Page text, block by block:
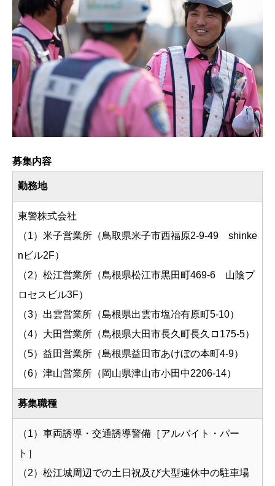
募集内容
勤務地
東警株式会社
（1）米子営業所（鳥取県米子市西福原2-9-49 shinke
nビル2F）
（2）松江営業所（島根県松江市黒田町469-6 山陰プ
ロセスビル3F）
（3）出雲営業所（島根県出雲市塩冶有原町5-10）
（4）大田営業所（島根県大田市長久町長久ロ175-5）
（5）益田営業所（島根県益田市あけぼの本町4-9）
（6）津山営業所（岡山県津山市小田中2206-14）
募集職種
（1）車両誘導・交通誘導警備［アルバイト・パー
ト］
（2）松江城周辺での土日祝及び大型連休中の駐車場